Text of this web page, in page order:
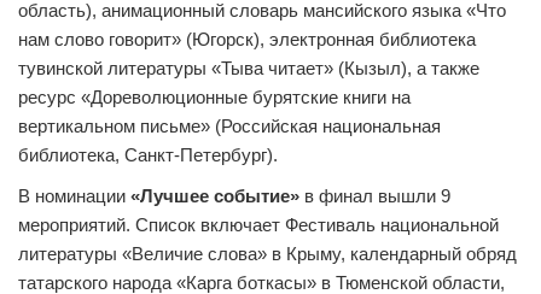
область), анимационный словарь мансийского языка «Что
нам слово говорит» (Югорск), электронная библиотека
тувинской литературы «Тыва читает» (Кызыл), а также
ресурс «Дореволюционные бурятские книги на
вертикальном письме» (Российская национальная
библиотека, Санкт-Петербург).
В номинации «Лучшее событие» в финал вышли 9
мероприятий. Список включает Фестиваль национальной
литературы «Величие слова» в Крыму, календарный обряд
татарского народа «Карга боткасы» в Тюменской области,